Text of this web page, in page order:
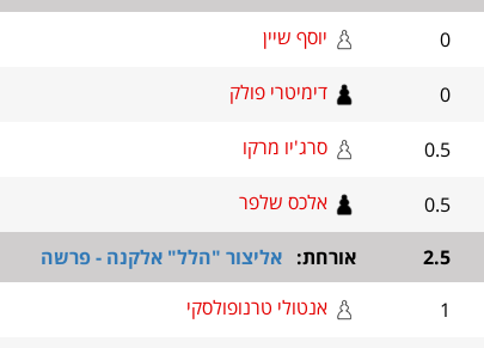
0 יוסף שיין
0 דימיטרי פולק
0.5 סרג'יו מרקו
0.5 אלכס שלפר
2.5 אורחת: אליצור "הלל" אלקנה - פרשה
1 אנטולי טרנופולסקי